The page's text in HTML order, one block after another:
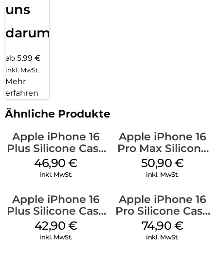
uns
darum!
ab 5,99 €
inkl. MwSt.
Mehr
erfahren
Ähnliche Produkte
Apple iPhone 16
Plus Silicone Case
MagSafe Stone
Gray
46,90€
inkl. MwSt.
Apple iPhone 16
Pro Max Silicone
Case MagSafe
Denim
50,90 €
inkl. MwSt.
Apple iPhone 16
Plus Silicone Case
MagSafe Plum
42,90 €
inkl. MwSt.
Apple iPhone 16
Pro Silicone Case
MagSafe Black
74,90 €
inkl. MwSt.